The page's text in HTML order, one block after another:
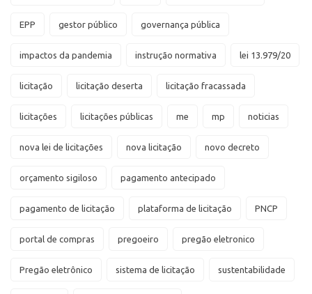
EPP gestor público governança pública
impactos da pandemia instrução normativa lei 13.979/20
licitação licitação deserta licitação fracassada
licitações licitações públicas me mp noticias
nova lei de licitações nova licitação novo decreto
orçamento sigiloso pagamento antecipado
pagamento de licitação plataforma de licitação PNCP
portal de compras pregoeiro pregão eletronico
Pregão eletrônico sistema de licitação sustentabilidade